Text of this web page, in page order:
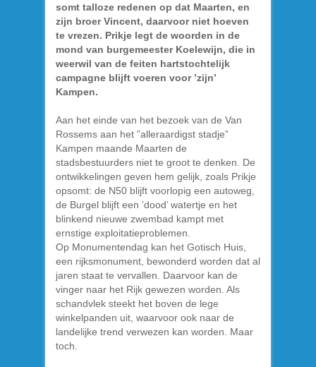
somt talloze redenen op dat Maarten, en
zijn broer Vincent, daarvoor niet hoeven
te vrezen. Prikje legt de woorden in de
mond van burgemeester Koelewijn, die in
weerwil van de feiten hartstochtelijk
campagne blijft voeren voor ’zijn’
Kampen.
Aan het einde van het bezoek van de Van
Rossems aan het ”alleraardigst stadje”
Kampen maande Maarten de
stadsbestuurders niet te groot te denken. De
ontwikkelingen geven hem gelijk, zoals Prikje
opsomt: de N50 blijft voorlopig een autoweg,
de Burgel blijft een ’dood’ watertje en het
blinkend nieuwe zwembad kampt met
ernstige exploitatieproblemen.
Op Monumentendag kan het Gotisch Huis,
een rijksmonument, bewonderd worden dat al
jaren staat te vervallen. Daarvoor kan de
vinger naar het Rijk gewezen worden. Als
schandvlek steekt het boven de lege
winkelpanden uit, waarvoor ook naar de
landelijke trend verwezen kan worden. Maar
toch.